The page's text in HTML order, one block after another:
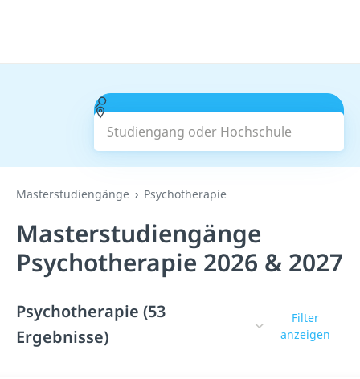
Studiengang oder Hochschule
Suchen
Masterstudiengänge Psychotherapie
Masterstudiengänge
Psychotherapie 2026 & 2027
Psychotherapie (53
Ergebnisse)
Filter
anzeigen